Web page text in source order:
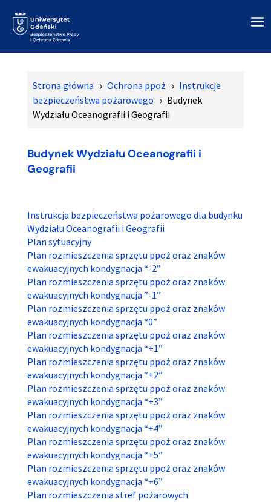
Strona główna 5 Ochrona ppoż 5 Instrukcje
bezpieczeństwa pożarowego
5 Budynek
Wydziału Oceanografii i Geografii
Budynek Wydziału Oceanografii i
Geografii
Instrukcja bezpieczeństwa pożarowego dla budynku
Wydziału Oceanografii i Geografii
Plan sytuacyjny
Plan rozmieszczenia sprzętu ppoż oraz znaków
ewakuacyjnych kondygnacja “-2”
Plan rozmieszczenia sprzętu ppoż oraz znaków
ewakuacyjnych kondygnacja “-1”
Plan rozmieszczenia sprzętu ppoż oraz znaków
ewakuacyjnych kondygnacja “0”
Plan rozmieszczenia sprzętu ppoż oraz znaków
ewakuacyjnych kondygnacja “+1”
Plan rozmieszczenia sprzętu ppoż oraz znaków
ewakuacyjnych kondygnacja “+2”
Plan rozmieszczenia sprzętu ppoż oraz znaków
ewakuacyjnych kondygnacja “+3”
Plan rozmieszczenia sprzętu ppoż oraz znaków
ewakuacyjnych kondygnacja “+4”
Plan rozmieszczenia sprzętu ppoż oraz znaków
ewakuacyjnych kondygnacja “+5”
Plan rozmieszczenia sprzętu ppoż oraz znaków
ewakuacyjnych kondygnacja “+6”
Plan rozmieszczenia stref pożarowych